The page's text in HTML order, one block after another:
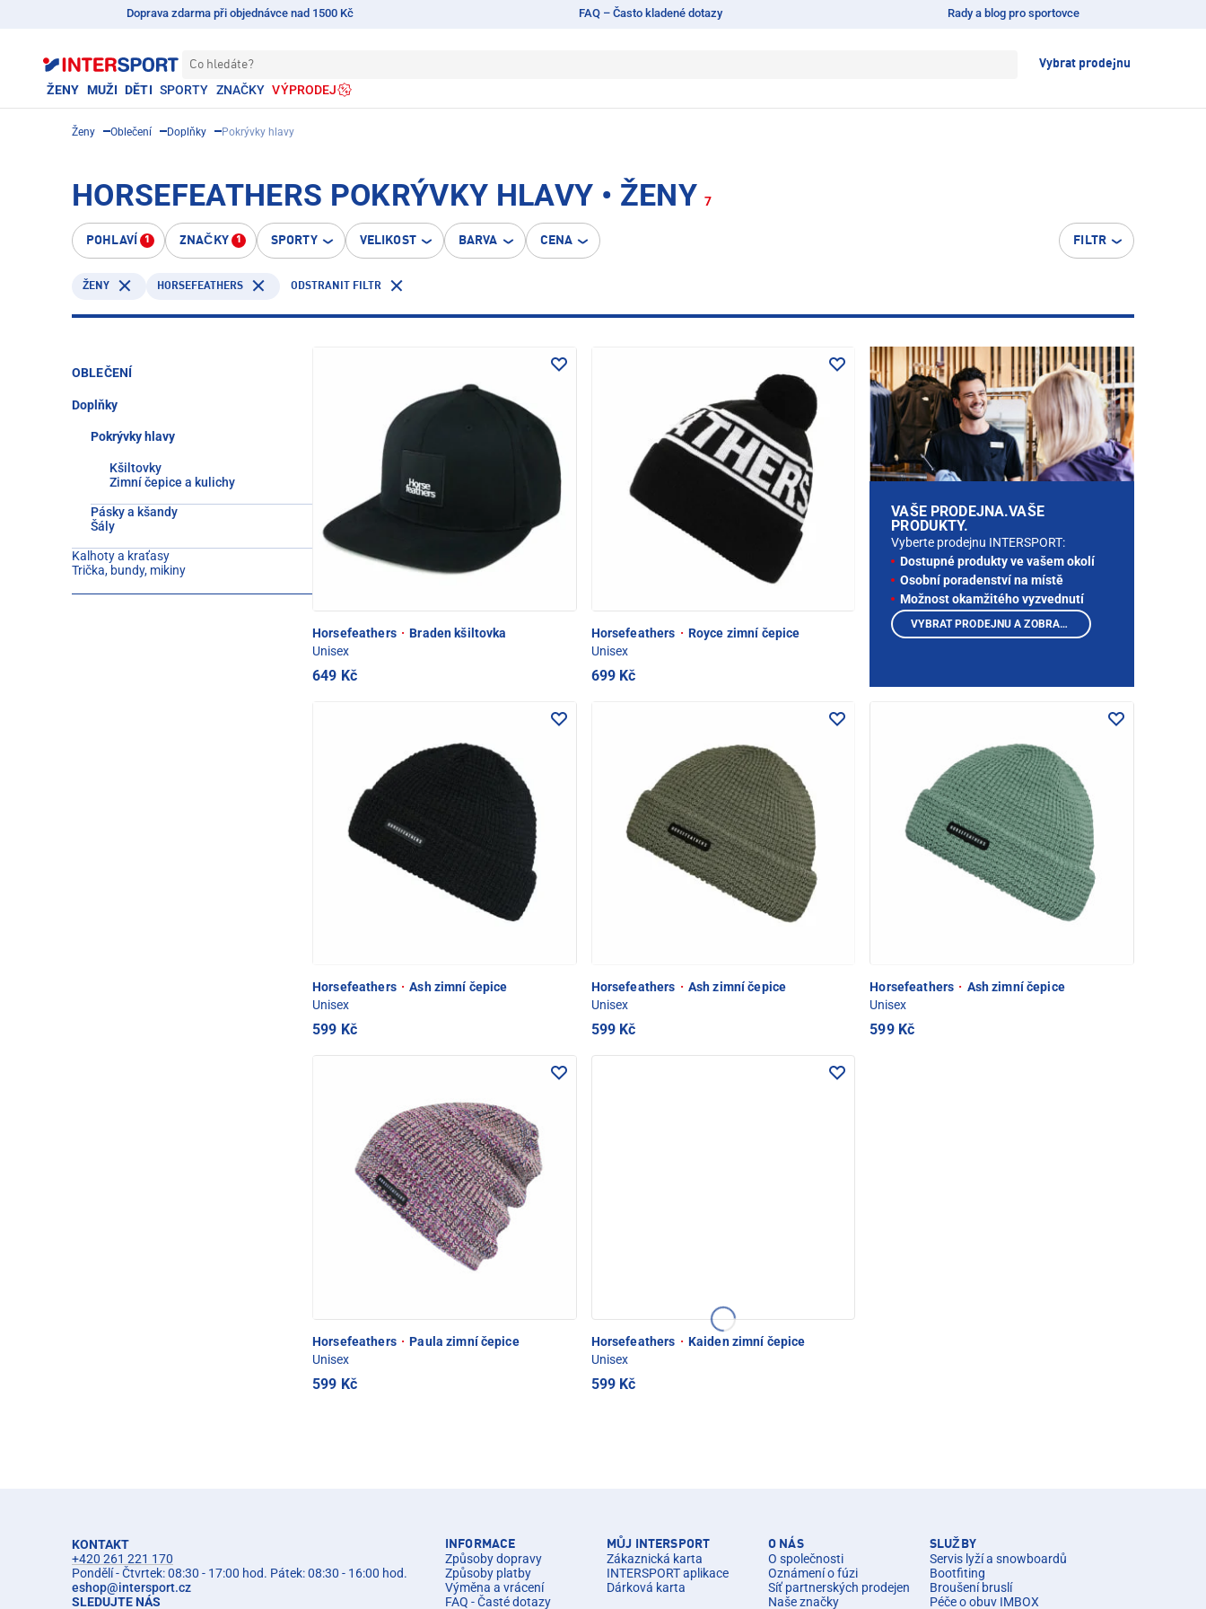
Doprava zdarma při objednávce nad 1500 Kč FAQ – Často kladené dotazy Rady a blog pro sportovce
Co hledáte? Vybrat prodejnu
ŽENY MUŽI DĚTI SPORTY ZNAČKY VÝPRODEJ
Ženy Oblečení Doplňky Pokrývky hlavy
HORSEFEATHERS POKRÝVKY HLAVY • ŽENY 7
POHLAVÍ 1 ZNAČKY 1 SPORTY VELIKOST BARVA CENA FILTR
ŽENY HORSEFEATHERS ODSTRANIT FILTR
OBLEČENÍ
Doplňky
Pokrývky hlavy
Kšiltovky
Zimní čepice a kulichy
Pásky a kšandy
Šály
Kalhoty a kraťasy
Trička, bundy, mikiny
Horsefeathers · Braden kšiltovka
Unisex
649 Kč
Horsefeathers · Royce zimní čepice
Unisex
699 Kč
Horsefeathers · Ash zimní čepice
Unisex
599 Kč
Horsefeathers · Ash zimní čepice
Unisex
599 Kč
Horsefeathers · Ash zimní čepice
Unisex
599 Kč
Horsefeathers · Paula zimní čepice
Unisex
599 Kč
Horsefeathers · Kaiden zimní čepice
Unisex
599 Kč
VAŠE PRODEJNA.VAŠE
PRODUKTY.
Vyberte prodejnu INTERSPORT:
Dostupné produkty ve vašem okolí
Osobní poradenství na místě
Možnost okamžitého vyzvednutí
VYBRAT PRODEJNU A ZOBRAZIT PRODUKTY
KONTAKT
+420 261 221 170
Pondělí - Čtvrtek: 08:30 - 17:00 hod. Pátek: 08:30 - 16:00 hod.
eshop@intersport.cz
SLEDUJTE NÁS
INFORMACE
Způsoby dopravy
Způsoby platby
Výměna a vrácení
FAQ - Časté dotazy
MŮJ INTERSPORT
Zákaznická karta
INTERSPORT aplikace
Dárková karta
O NÁS
O společnosti
Oznámení o fúzi
Síť partnerských prodejen
Naše značky
SLUŽBY
Servis lyží a snowboardů
Bootfiting
Broušení bruslí
Péče o obuv IMBOX